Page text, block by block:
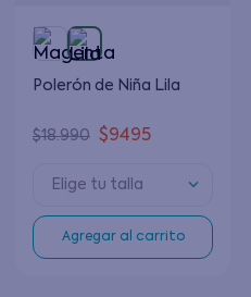
Polerón de Niña Lila
$18.990 $9495
Elige tu talla
Agregar al carrito